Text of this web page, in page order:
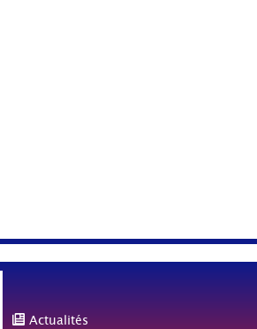
Actualités